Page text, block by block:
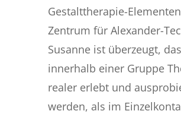
Gestalttherapie-
Zentrum für Alexander-
Susanne ist überzeugt,
innerhalb einer Gruppe
realer erlebt und
werden, als im